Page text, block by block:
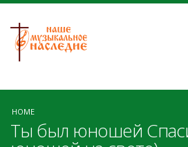
HOME
Ты был юношей